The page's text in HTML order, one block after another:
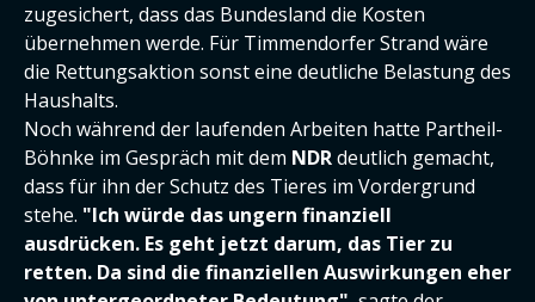
zugesichert, dass das Bundesland die Kosten
übernehmen werde. Für Timmendorfer Strand wäre
die Rettungsaktion sonst eine deutliche Belastung des
Haushalts.
Noch während der laufenden Arbeiten hatte Partheil-
Böhnke im Gespräch mit dem NDRdeutlich gemacht,
dass für ihn der Schutz des Tieres im Vordergrund
stehe. "Ich würde das ungern finanziell
ausdrücken. Es geht jetzt darum, das Tier zu
retten. Da sind die finanziellen Auswirkungen eher